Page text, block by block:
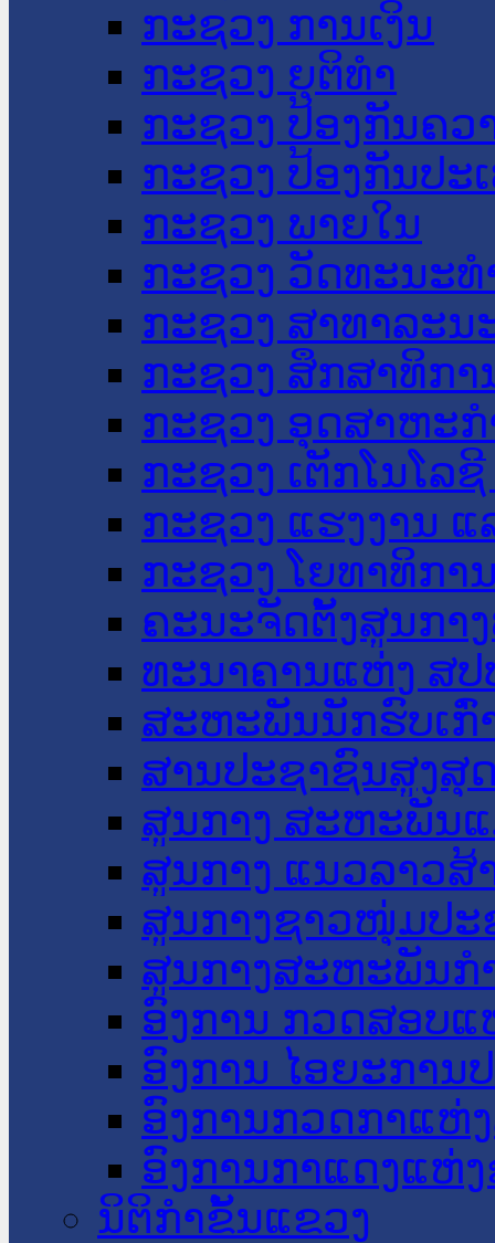
ກະຊວງ ການເງິນ
ກະຊວງ ຍຸຕິທໍາ
ກະຊວງ ປ້ອງກັນຄວ
ກະຊວງ ປ້ອງກັນປະ
ກະຊວງ ພາຍໃນ
ກະຊວງ ວັດທະນະ
ກະຊວງ ສາທາລະນ
ກະຊວງ ສຶກສາທິກາ
ກະຊວງ ອຸດສາຫະ
ກະຊວງ ເຕັກໂນໂລ
ກະຊວງ ແຮງງານ
ກະຊວງ ໂຍທາທິກາ
ຄະນະຈັດຕັ້ງສູນກາ
ທະນາຄານແຫ່ງ ສປ
ສະຫະພັນນັກຮົບເກົ່
ສານປະຊາຊົນສູງສຸ
ສູນກາງ ສະຫະພັນ
ສູນກາງ ແນວລາວສ້
ສູນກາງຊາວໜຸ່ມປະ
ສູນກາງສະຫະພັນກ
ອົງການ ກວດສອບແ
ອົງການ ໄອຍະການ
ອົງການກວດກາແຫ່
ອົງການກາແດງແຫ່
ນິຕິກໍາຂັ້ນແຂວງ